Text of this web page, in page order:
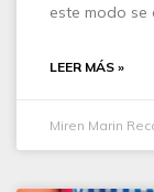
este modo se
LEER MÁS »
Miren Marin